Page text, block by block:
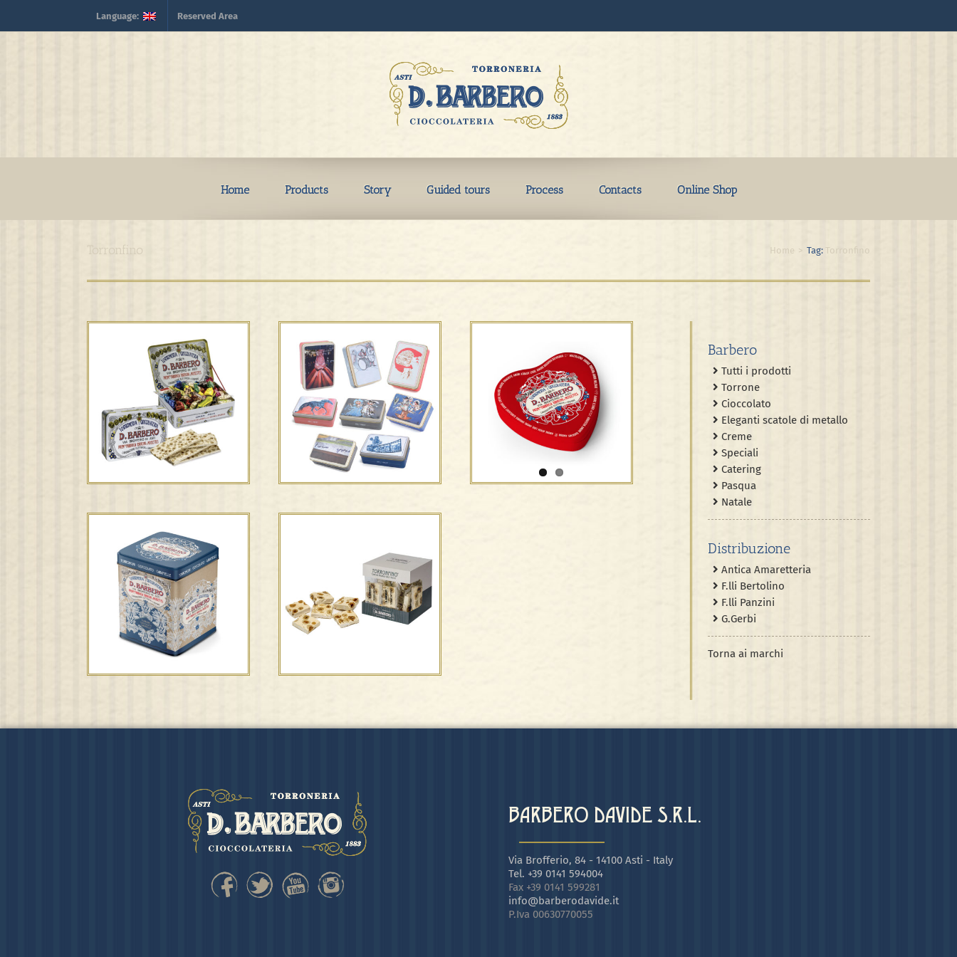
content
Language: Reserved Area
Home Products Story Guided tours Process Contacts Online Shop
Torronfino Home > Tag: Torronfino
Espositore
Scatole di metallo –
Edizioni d’artista
Barbero
Tutti i prodotti
Torrone
Cioccolato
Eleganti scatole di metallo
Creme
Speciali
Catering
Pasqua
Natale
Distribuzione
Antica Amaretteria
F.lli Bertolino
F.lli Panzini
G.Gerbi
Torna ai marchi
BARBERO DAVIDE S.R.L.
Via Brofferio, 84 - 14100 Asti - Italy
Tel. +39 0141 594004
Fax +39 0141 599281
info@barberodavide.it
P.Iva 00630770055